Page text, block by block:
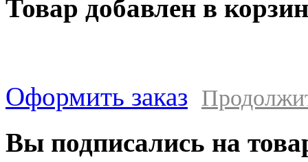
Товар добавлен в
Оформить заказ
Вы подписались на